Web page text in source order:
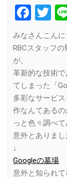
みなさんこんに
RBCスタッフ
が、
革新的な技術
てしまった「
多彩なサービ
作なんてあるの
っと色々調べ
意外とありまし
↓
Googleの墓場
意外と知られ